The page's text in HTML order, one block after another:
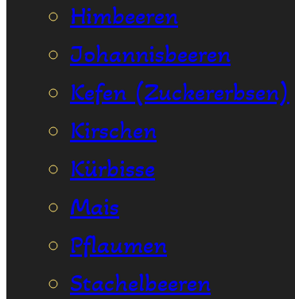
Himbeeren
Johannisbeeren
Kefen (Zuckererbsen)
Kirschen
Kürbisse
Mais
Pflaumen
Stachelbeeren